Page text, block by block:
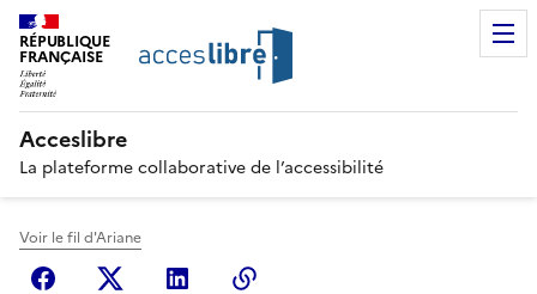
RÉPUBLIQUE
FRANÇAISE
Acceslibre
La plateforme collaborative de l’accessibilité
Voir le fil d'Ariane
FacebookX (anciennement Twitter)
Linkedin